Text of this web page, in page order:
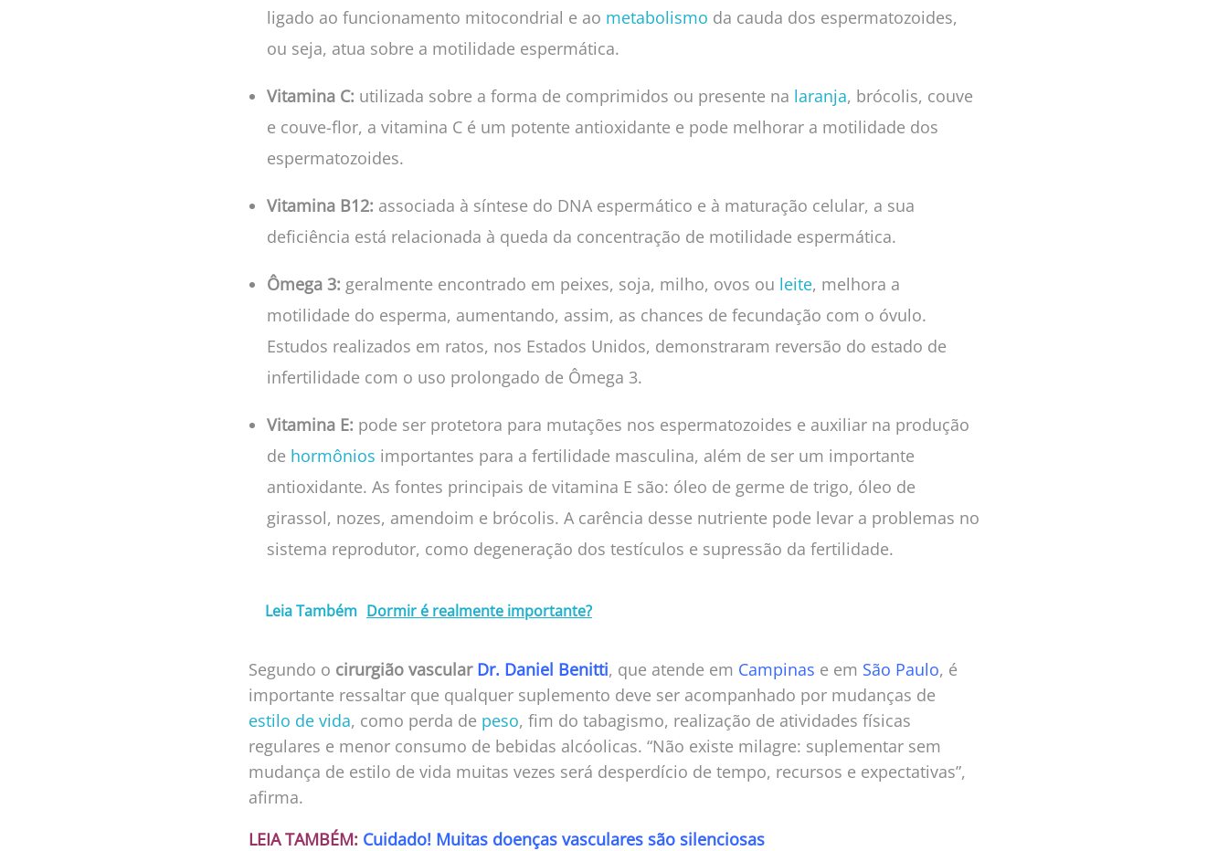
ligado ao funcionamento mitocondrial e ao metabolismo da cauda dos espermatozoides,
ou seja, atua sobre a motilidade espermática.
Vitamina C: utilizada sobre a forma de comprimidos ou presente na laranja, brócolis, couve
e couve-flor, a vitamina C é um potente antioxidante e pode melhorar a motilidade dos
espermatozoides.
Vitamina B12: associada à síntese do DNA espermático e à maturação celular, a sua
deficiência está relacionada à queda da concentração de motilidade espermática.
Ômega 3: geralmente encontrado em peixes, soja, milho, ovos ou leite, melhora a
motilidade do esperma, aumentando, assim, as chances de fecundação com o óvulo.
Estudos realizados em ratos, nos Estados Unidos, demonstraram reversão do estado de
infertilidade com o uso prolongado de Ômega 3.
Vitamina E: pode ser protetora para mutações nos espermatozoides e auxiliar na produção
de hormônios importantes para a fertilidade masculina, além de ser um importante
antioxidante. As fontes principais de vitamina E são: óleo de germe de trigo, óleo de
girassol, nozes, amendoim e brócolis. A carência desse nutriente pode levar a problemas no
sistema reprodutor, como degeneração dos testículos e supressão da fertilidade.
Leia Também Dormir é realmente importante?
Segundo o cirurgião vascular Dr. Daniel Benitti, que atende em Campinas e em São Paulo, é
importante ressaltar que qualquer suplemento deve ser acompanhado por mudanças de
estilo de vida, como perda de peso, fim do tabagismo, realização de atividades físicas
regulares e menor consumo de bebidas alcóolicas. “Não existe milagre: suplementar sem
mudança de estilo de vida muitas vezes será desperdício de tempo, recursos e expectativas”,
afirma.
LEIA TAMBÉM: Cuidado! Muitas doenças vasculares são silenciosas